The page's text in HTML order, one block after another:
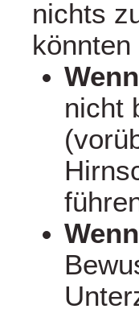
nichts
nicht